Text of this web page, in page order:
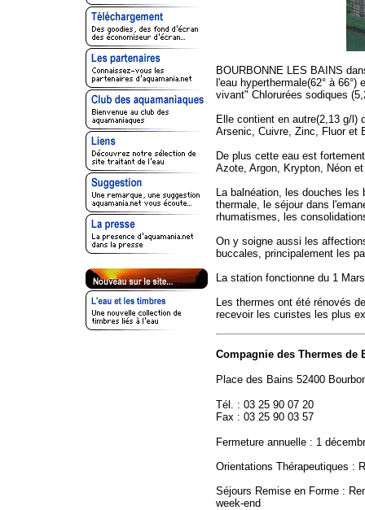
BOURBONNE LES BAINS
l'eau hyperthermale(62° à
vivant" Chlorurées sodiques
Elle contient en autre(2,13 g/
Arsenic, Cuivre, Zinc, Fluor et
De plus cette eau est
Azote, Argon, Krypton, Néon
La balnéation, les douches
thermale, le séjour dans
rhumatismes, les
On y soigne aussi les
buccales, principalement les
La station fonctionne du 1
Les thermes ont été rénovés
recevoir les curistes les plus
Compagnie des Thermes de
Place des Bains 52400
Tél. : 03 25 90 07 20
Fax : 03 25 90 03 57
Fermeture annuelle : 1
Orientations Thérapeutiques :
Séjours Remise en Forme :
week-end